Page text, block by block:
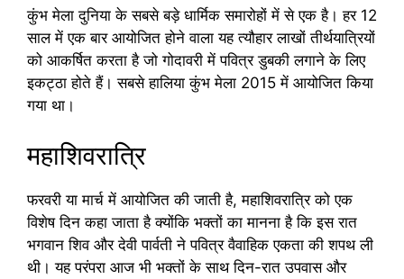
कुंभ मेला दुनिया के सबसे बड़े धार्मिक समारोहों में से एक है। हर 12
साल में एक बार आयोजित होने वाला यह त्यौहार लाखों तीर्थयात्रियों
को आकर्षित करता है जो गोदावरी में पवित्र डुबकी लगाने के लिए
इकट्ठा होते हैं। सबसे हालिया कुंभ मेला 2015 में आयोजित किया
गया था।
महाशिवरात्रि
फरवरी या मार्च में आयोजित की जाती है, महाशिवरात्रि को एक
विशेष दिन कहा जाता है क्योंकि भक्तों का मानना ​​है कि इस रात
भगवान शिव और देवी पार्वती ने पवित्र वैवाहिक एकता की शपथ ली
थी। यह परंपरा आज भी भक्तों के साथ दिन-रात उपवास और